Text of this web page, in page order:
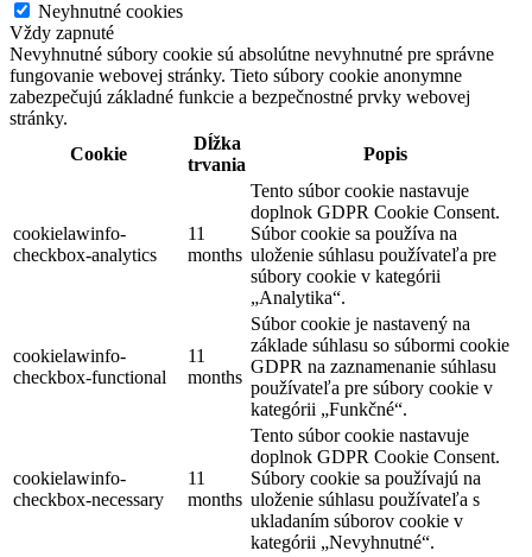
Neyhnutné cookies
Vždy zapnuté
Nevyhnutné súbory cookie sú absolútne nevyhnutné pre správne
fungovanie webovej stránky. Tieto súbory cookie anonymne
zabezpečujú základné funkcie a bezpečnostné prvky webovej
stránky.
Cookie
Dĺžka
trvania
Popis
cookielawinfo-
checkbox-analytics
11
months
Tento súbor cookie nastavuje
doplnok GDPR Cookie Consent.
Súbor cookie sa používa na
uloženie súhlasu používateľa pre
súbory cookie v kategórii
„Analytika“.
cookielawinfo-
checkbox-functional
11
months
Súbor cookie je nastavený na
základe súhlasu so súbormi cookie
GDPR na zaznamenanie súhlasu
používateľa pre súbory cookie v
kategórii „Funkčné“.
cookielawinfo-
checkbox-necessary
11
months
Tento súbor cookie nastavuje
doplnok GDPR Cookie Consent.
Súbory cookie sa používajú na
uloženie súhlasu používateľa s
ukladaním súborov cookie v
kategórii „Nevyhnutné“.